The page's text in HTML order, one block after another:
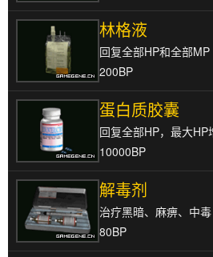
林格液
回复全部HP和全部MP
200BP
蛋白质胶囊
回复全部HP，最大HP
10000BP
解毒剂
治疗黑暗、麻痹、中毒
80BP